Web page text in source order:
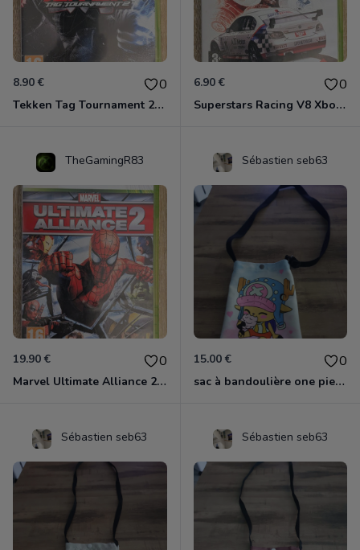
8.90 € 0
Tekken Tag Tournament 2 Xbox 360
6.90 € 0
Superstars Racing V8 Xbox 360
TheGamingR83
19.90 € 0
Marvel Ultimate Alliance 2 Xbox 360
Sébastien seb63
15.00 € 0
sac à bandoulière one piece chopper
Sébastien seb63 Sébastien seb63